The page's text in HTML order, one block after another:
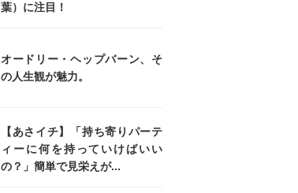
葉）に注目！
オードリー・ヘップバーン、そ
の人生観が魅力。
【あさイチ】「持ち寄りパーテ
ィーに何を持っていけばいい
の？」簡単で見栄えが...